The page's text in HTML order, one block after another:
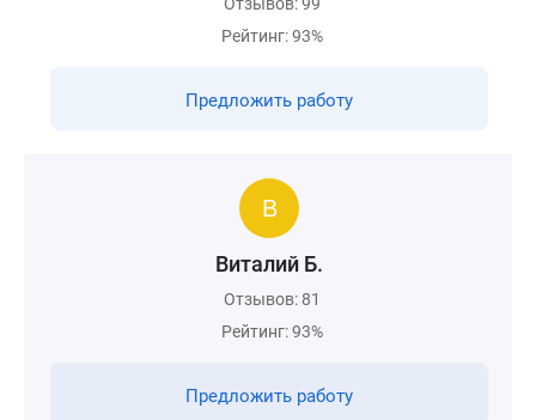
Рейтинг: 93%
Предложить работу
Виталий Б.
Отзывов: 81
Рейтинг: 93%
Предложить работу